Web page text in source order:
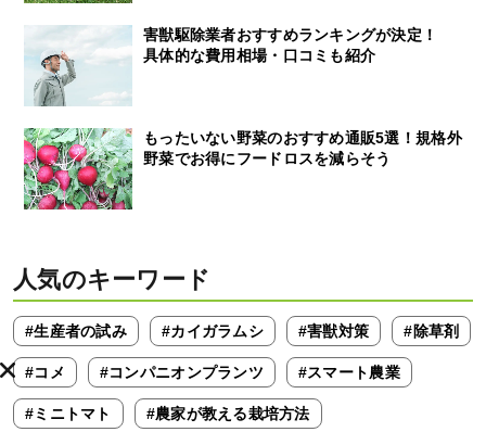
害獣駆除業者おすすめランキングが決定！
具体的な費用相場・口コミも紹介
もったいない野菜のおすすめ通販5選！規格外
野菜でお得にフードロスを減らそう
人気のキーワード
#生産者の試み #カイガラムシ #害獣対策 #除草剤
#コメ #コンパニオンプランツ #スマート農業
#ミニトマト #農家が教える栽培方法